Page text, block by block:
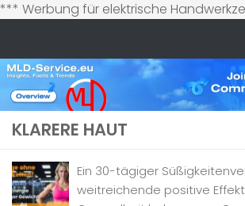
*** Werbung für elektrische
Inhalt
KLARERE HAUT
Ein 30-tägiger
weitreichende positive